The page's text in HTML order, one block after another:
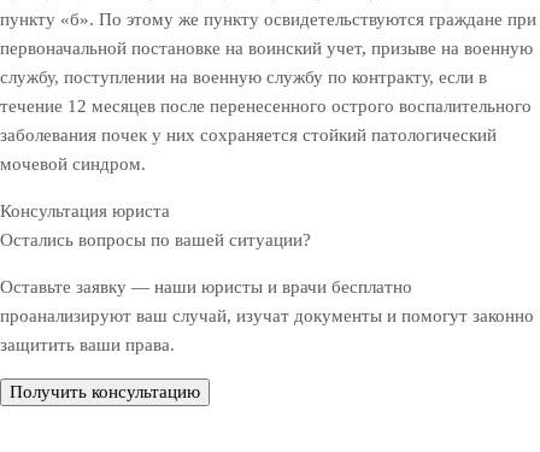
пункту «б». По этому же пункту освидетельствуются граждане при
первоначальной постановке на воинский учет, призыве на военную
службу, поступлении на военную службу по контракту, если в
течение 12 месяцев после перенесенного острого воспалительного
заболевания почек у них сохраняется стойкий патологический
мочевой синдром.
Консультация юриста
Остались вопросы по вашей ситуации?
Оставьте заявку — наши юристы и врачи бесплатно
проанализируют ваш случай, изучат документы и помогут законно
защитить ваши права.
Получить консультацию